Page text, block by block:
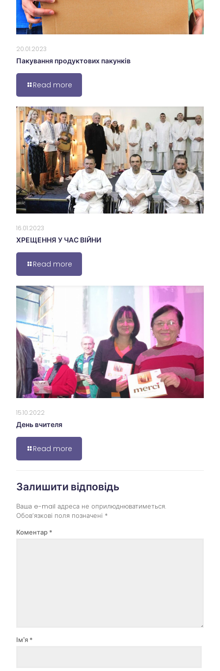
20.01.2023
Пакування продуктових пакунків
Read more
16.01.2023
ХРЕЩЕННЯ У ЧАС ВІЙНИ
Read more
15.10.2022
День вчителя
Read more
Залишити відповідь
Ваша e-mail адреса не оприлюднюватиметься.
Обов’язкові поля позначені *
Коментар *
Ім'я *